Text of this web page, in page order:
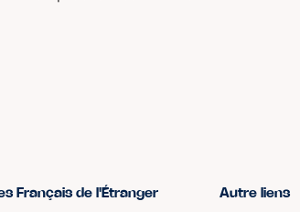
Français de l'Étranger Autre liens